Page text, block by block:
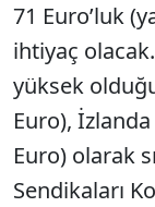
71 Euro’luk
ihtiyaç
yüksek
Euro),
Euro) olarak
Sendikaları